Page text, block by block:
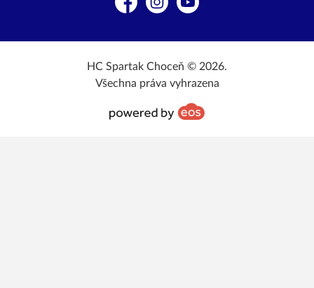
FacebookInstagramYouTube
HC Spartak Choceň © 2026.
Všechna práva vyhrazena